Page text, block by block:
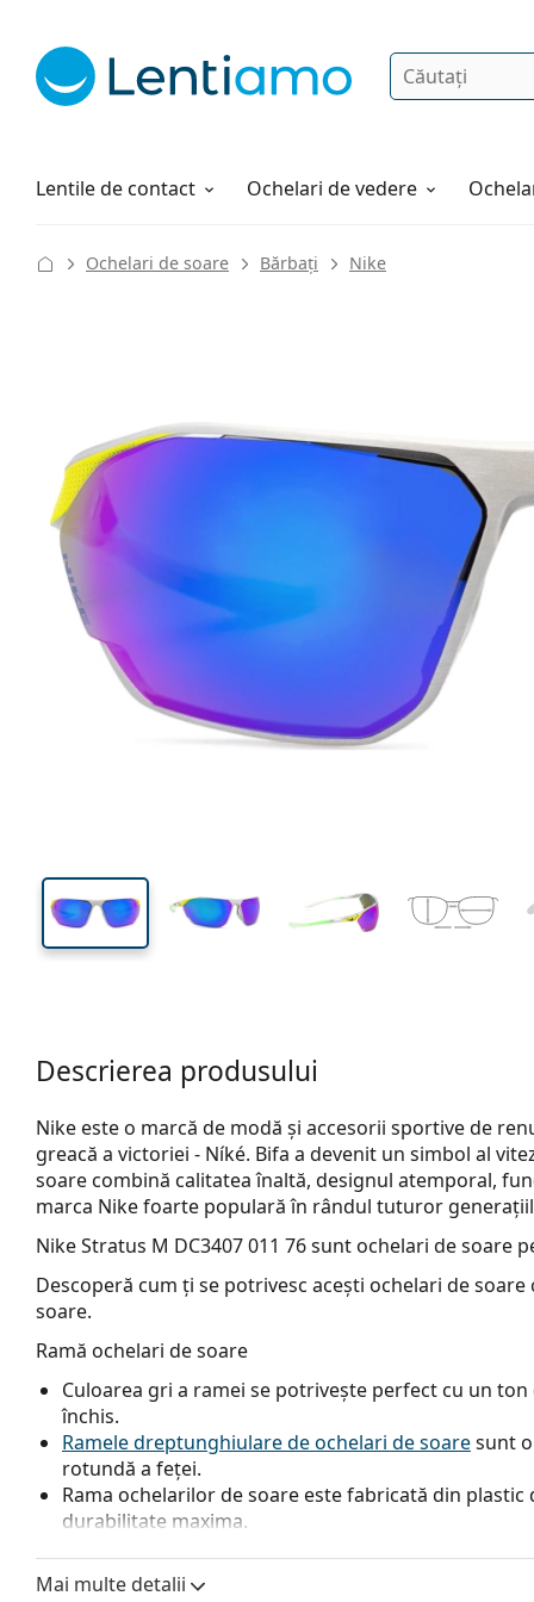
Căutare
Lentile de contact
Soluții Ochelari de vedere
Cum comandați
Ochelari de soare Bărbați Nike
40 mm
Înălțime lentilă Lățimea lentilei
Lățimea
Descrierea produsului
Nike este o marcă de modă și accesorii sportive de
greacă a victoriei - Níké. Bifa a devenit un simbol al
soare combină calitatea înaltă, designul atemporal,
marca Nike foarte populară în rândul tuturor
Nike Stratus M DC3407 011 76sunt ochelari de soare
Descoperă cum ți se potrivesc acești ochelari de
soare.
Ramă ochelari de soare
Culoarea gri a ramei se potrivește perfect cu un
închis.
Ramele dreptunghiulare de ochelari de soaresunt
rotundă a feței.
Rama ochelarilor de soare este fabricată din
durabilitate maxima.
Lentile ochelari de soare
Mai multe detalii